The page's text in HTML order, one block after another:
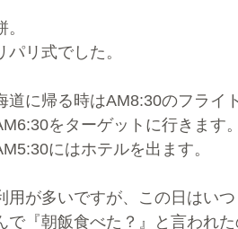
パリ式でした。
道に帰る時はAM8:30のフライ
をターゲットに行きます
にはホテルを出ます。
用が多いですが、この日はい
で『朝飯食べた？』と言われ